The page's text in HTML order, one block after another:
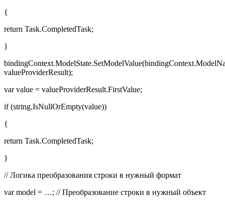
{
return Task.CompletedTask;
}
valueProviderResult);
var value = valueProviderResult.FirstValue;
if (string.IsNullOrEmpty(value))
{
return Task.CompletedTask;
}
// Логика преобразования строки в нужный формат
var model = …; // Преобразование строки в нужный объект